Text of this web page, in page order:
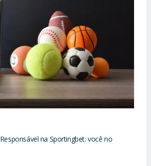
na Sportingbet: você no